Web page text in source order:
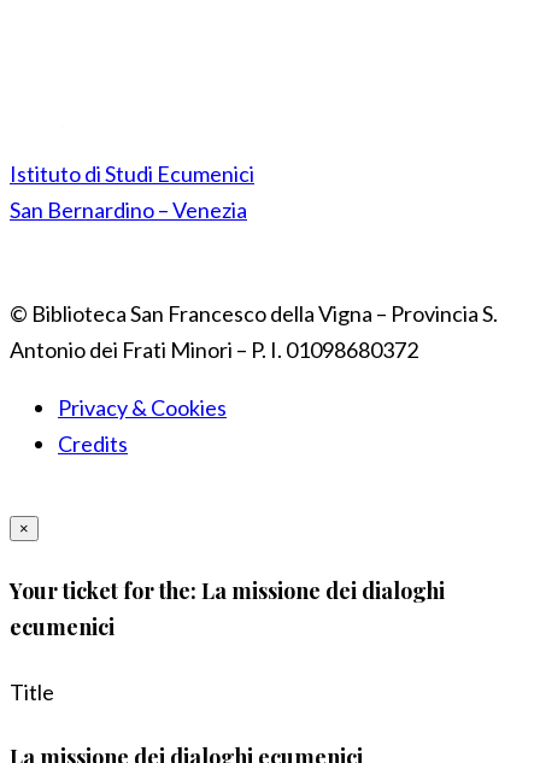
Istituto di Studi Ecumenici
San Bernardino – Venezia
© Biblioteca San Francesco della Vigna – Provincia S.
Antonio dei Frati Minori – P. I. 01098680372
Privacy & Cookies
Credits
×
Your ticket for the: La missione dei dialoghi
ecumenici
Title
La missione dei dialoghi ecumenici